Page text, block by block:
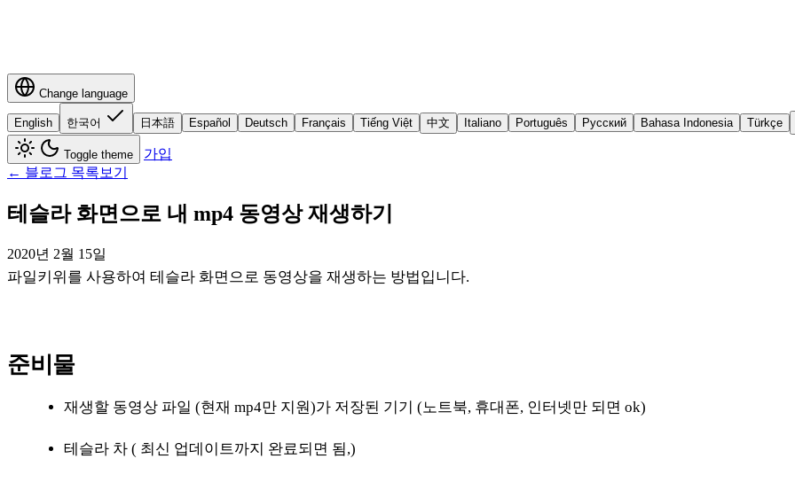
Change language
English 한국어 日本語 Español Deutsch Français Tiếng Việt 中文 Italiano Português Русский Bahasa Indonesia Türkçe
Toggle theme
가입
← 블로그 목록보기
테슬라 화면으로 내 mp4 동영상 재생하기
2020년 2월 15일
파일키위를 사용하여 테슬라 화면으로 동영상을 재생하는 방법입니다.
준비물
재생할 동영상 파일 (현재 mp4만 지원)가 저장된 기기 (노트북, 휴대폰, 인터넷만 되면 ok)
테슬라 차 ( 최신 업데이트까지 완료되면 됨,)